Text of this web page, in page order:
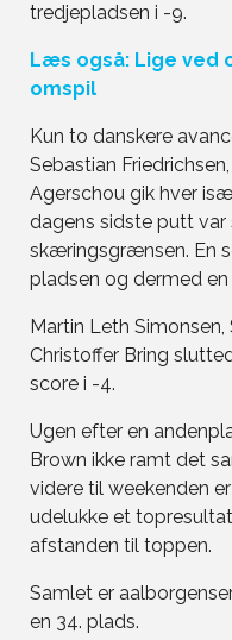
tredjepladsen i -9.
Læs også: Lige ved
omspil
Kun to danskere
Sebastian
Agerschou gik hver
dagens sidste putt var
skæringsgrænsen. En
pladsen og dermed en
Martin Leth
Christoffer Bring
score i -4.
Ugen efter en
Brown ikke ramt det
videre til weekenden
udelukke et
afstanden til toppen.
Samlet er
en 34. plads.